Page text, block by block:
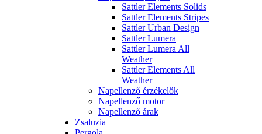
Sattler Elements Solids
Sattler Elements Stripes
Sattler Urban Design
Sattler Lumera
Sattler Lumera All
Weather
Sattler Elements All
Weather
Napellenző érzékelők
Napellenző motor
Napellenző árak
Zsaluzia